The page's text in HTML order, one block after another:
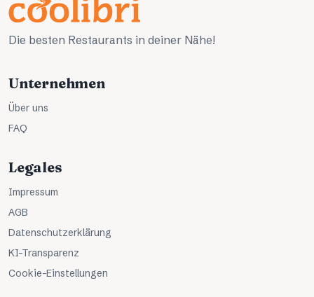
Die besten Restaurants in deiner Nähe!
Unternehmen
Über uns
FAQ
Legales
Impressum
AGB
Datenschutzerklärung
KI-Transparenz
Cookie-Einstellungen